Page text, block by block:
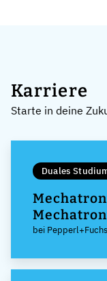
Karriere
Starte in deine
Duales
bei